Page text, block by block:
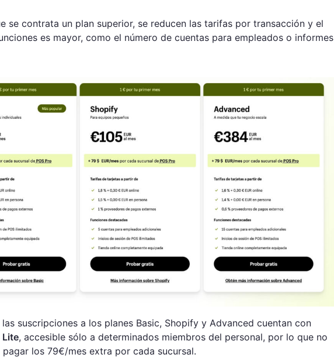
se contrata un plan superior, se reducen las tarifas por transacción y el
es mayor, como el número de cuentas para empleados o informes
suscripciones a los planes Basic, Shopify y Advanced cuentan con
Lite, accesible sólo a determinados miembros del personal, por lo que no
pagar los 79€/mes extra por cada sucursal.